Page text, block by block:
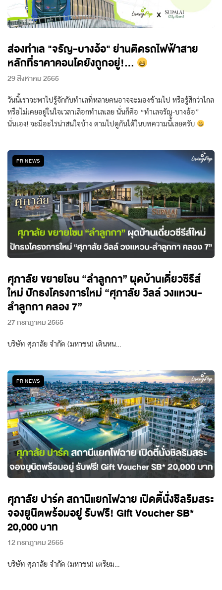
ส่องทำเล "จรัญ-บางอ้อ" ย่านติดรถไฟฟ้าสาย
หลักที่ราคาคอนโดยังถูกอยู่!...
29 สิงหาคม 2565
วันนี้เราจะพาไปรู้จักกับทำเลที่หลายคนอาจจะมองข้ามไป หรือรู้สึกว่าไกล
หรือไม่เคยอยู่ในใจเวลาเลือกทำเลเลย นั่นก็คือ “ทำเลจรัญ-บางอ้อ”
นั่นเอง! จะมีอะไรน่าสนใจบ้าง ตามไปดูกันได้ในบทความนี้เลยครับ
PR NEWS
ศุภาลัย ขยายโซน “ลำลูกกา” ผุดบ้านเดี่ยวซีรีส์
ใหม่ ปักธงโครงการใหม่ “ศุภาลัย วิลล์ วงแหวน-
ลำลูกกา คลอง 7”
27 กรกฎาคม 2565
บริษัท ศุภาลัย จำกัด (มหาชน) เดินหน…
PR NEWS
ศุภาลัย ปาร์ค สถานีแยกไฟฉาย เปิดตี้นั่งชิลริมสระ
จองยูนิตพร้อมอยู่ รับฟรี! Gift Voucher SB*
20,000 บาท
12 กรกฎาคม 2565
บริษัท ศุภาลัย จำกัด (มหาชน) เตรียม…